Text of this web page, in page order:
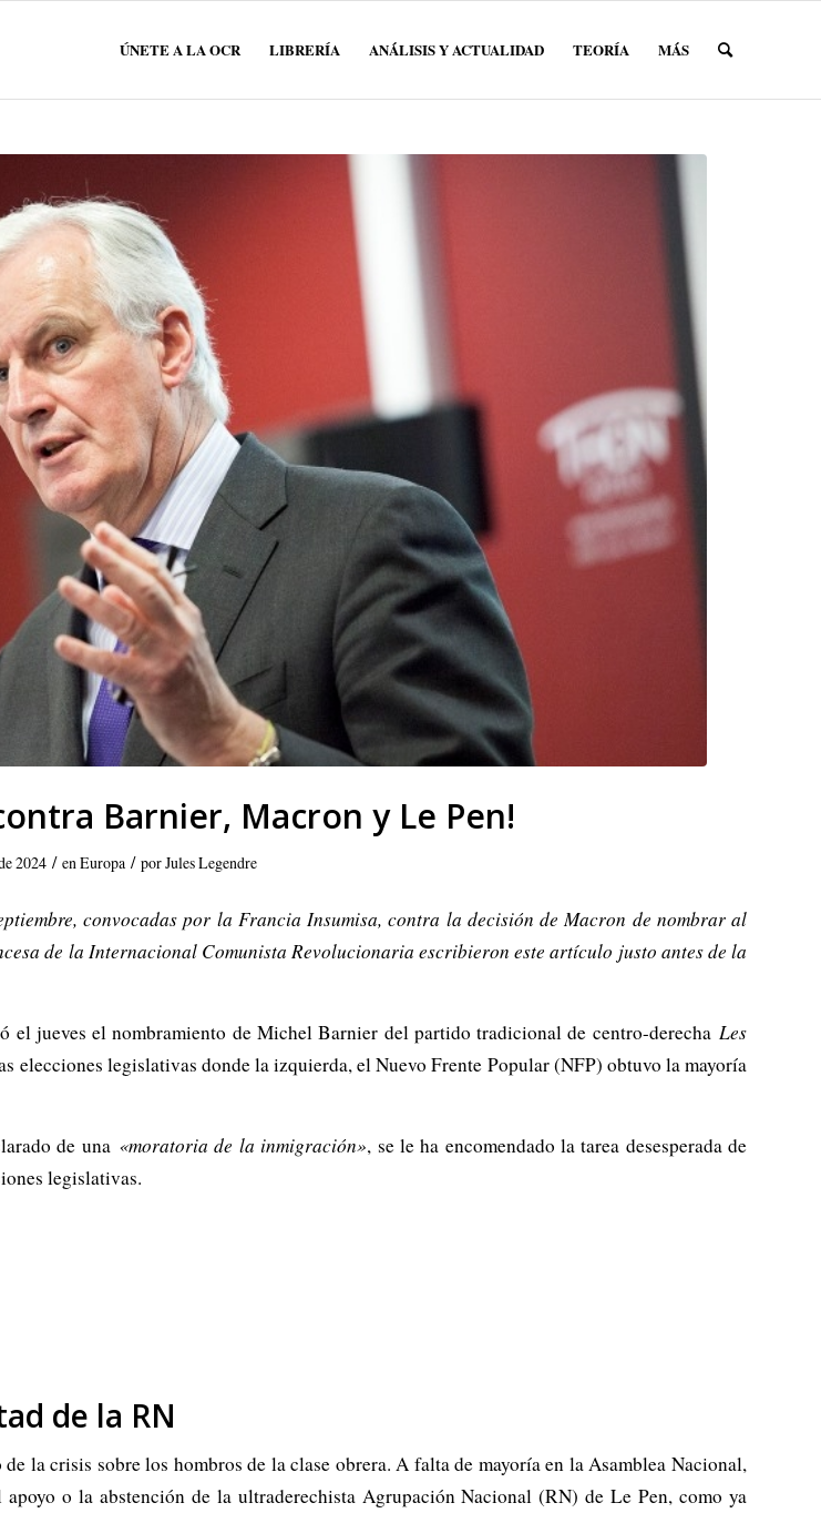
ÚNETE A LA OCR LIBRERÍA ANÁLISIS Y ACTUALIDAD TEORÍA MÁS
Barnier, Macron y Le Pen!
2024 / en Europa / porJules Legendre
convocadas por la Francia Insumisa, contra la decisión de Macron de nombrar al
de la Internacional Comunista Revolucionaria escribieron este artículo justo antes de la
el jueves el nombramiento de Michel Barnier del partido tradicional de centro-derecha Les
elecciones legislativas donde la izquierda, el Nuevo Frente Popular (NFP) obtuvo la mayoría
de una «moratoria de la inmigración», se le ha encomendado la tarea desesperada de
legislativas.
de la RN
la crisis sobre los hombros de la clase obrera. A falta de mayoría en la Asamblea Nacional,
o la abstención de la ultraderechista Agrupación Nacional (RN) de Le Pen, como ya